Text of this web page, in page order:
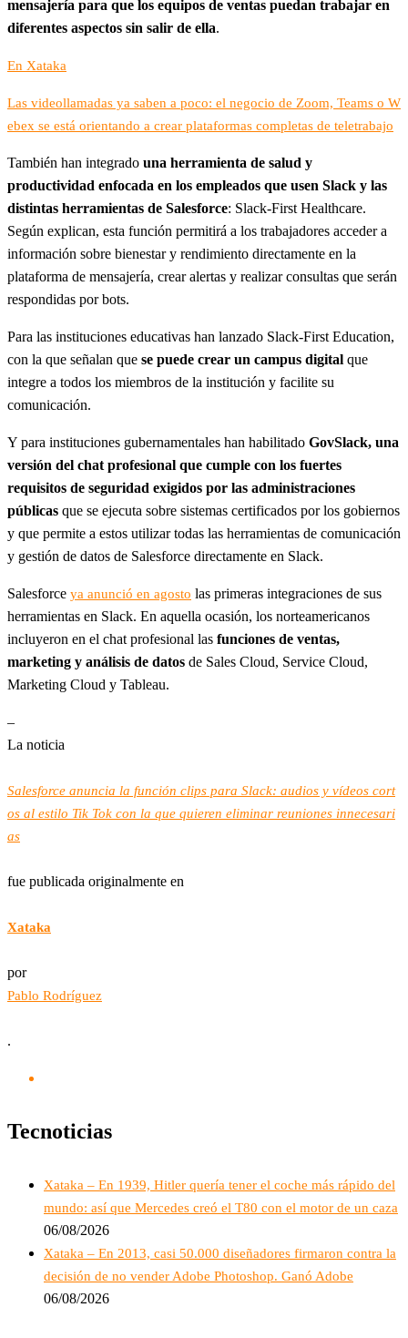
mensajería para que los equipos de ventas puedan trabajar en
diferentes aspectos sin salir de ella.
En Xataka
Las videollamadas ya saben a poco: el negocio de Zoom, Teams o W
ebex se está orientando a crear plataformas completas de teletrabajo
También han integrado una herramienta de salud y
productividad enfocada en los empleados que usen Slack y las
distintas herramientas de Salesforce: Slack-First Healthcare.
Según explican, esta función permitirá a los trabajadores acceder a
información sobre bienestar y rendimiento directamente en la
plataforma de mensajería, crear alertas y realizar consultas que serán
respondidas por bots.
Para las instituciones educativas han lanzado Slack-First Education,
con la que señalan que se puede crear un campus digital que
integre a todos los miembros de la institución y facilite su
comunicación.
Y para instituciones gubernamentales han habilitado GovSlack, una
versión del chat profesional que cumple con los fuertes
requisitos de seguridad exigidos por las administraciones
públicas que se ejecuta sobre sistemas certificados por los gobiernos
y que permite a estos utilizar todas las herramientas de comunicación
y gestión de datos de Salesforce directamente en Slack.
Salesforce ya anunció en agosto las primeras integraciones de sus
herramientas en Slack. En aquella ocasión, los norteamericanos
incluyeron en el chat profesional las funciones de ventas,
marketing y análisis de datos de Sales Cloud, Service Cloud,
Marketing Cloud y Tableau.
–
La noticia
Salesforce anuncia la función clips para Slack: audios y vídeos cort
os al estilo Tik Tok con la que quieren eliminar reuniones innecesari
as
fue publicada originalmente en
Xataka
por
Pablo Rodríguez
.
Tecnoticias
Xataka – En 1939, Hitler quería tener el coche más rápido del
mundo: así que Mercedes creó el T80 con el motor de un caza
06/08/2026
Xataka – En 2013, casi 50.000 diseñadores firmaron contra la
decisión de no vender Adobe Photoshop. Ganó Adobe
06/08/2026